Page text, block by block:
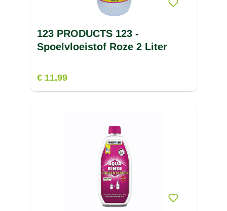
123 PRODUCTS 123 -
Spoelvloeistof Roze 2 Liter
€ 11,99